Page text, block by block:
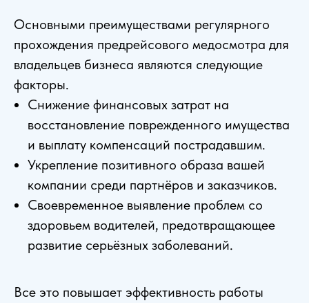
Основными преимуществами регулярного
прохождения предрейсового медосмотра для
владельцев бизнеса являются следующие
факторы.
Снижение финансовых затрат на
восстановление поврежденного имущества
и выплату компенсаций пострадавшим.
Укрепление позитивного образа вашей
компании среди партнёров и заказчиков.
Своевременное выявление проблем со
здоровьем водителей, предотвращающее
развитие серьёзных заболеваний.
Все это повышает эффективность работы